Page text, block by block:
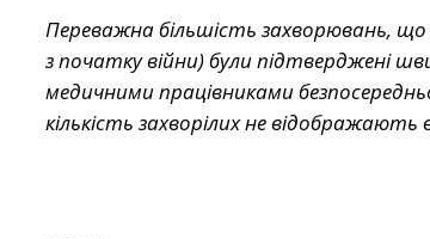
Переважна більшість захворювань, що
з початку війни) були підтверджені
медичними працівниками
кількість захворілих не відображають